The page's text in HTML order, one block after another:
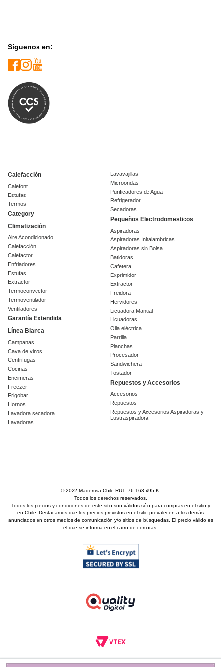
Síguenos en:
Calefacción
Calefont
Estufas
Termos
Category
Climatización
Aire Acondicionado
Calefacción
Calefactor
Enfriadores
Estufas
Extractor
Termoconvector
Termoventilador
Ventiladores
Garantía Extendida
Línea Blanca
Campanas
Cava de vinos
Centrifugas
Cocinas
Encimeras
Freezer
Frigobar
Hornos
Lavadora secadora
Lavadoras
Lavavajillas
Microondas
Purificadores de Agua
Refrigerador
Secadoras
Pequeños Electrodomesticos
Aspiradoras
Aspiradoras Inhalambricas
Aspiradoras sin Bolsa
Batidoras
Cafetera
Exprimidor
Extractor
Freidora
Hervidores
Licuadora Manual
Licuadoras
Olla eléctrica
Parrilla
Planchas
Procesador
Sandwichera
Tostador
Repuestos y Accesorios
Accesorios
Repuestos
Repuestos y Accesorios Aspiradoras y
Lustraspiradora
© 2022 Mademsa Chile RUT: 76.163.495-K.
Todos los derechos reservados.
Todos los precios y condiciones de este sitio son válidos sólo para compras en el sitio y
en Chile. Destacamos que los precios previstos en el sitio prevalecen a los demás
anunciados en otros medios de comunicación y/o sitios de búsquedas. El precio válido es
el que se informa en el carro de compras.